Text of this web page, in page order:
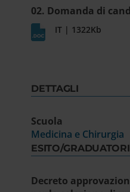
02. Domanda di
IT | 1322Kb
DETTAGLI
Scuola
Medicina e Chirurgia
ESITO/
Decreto